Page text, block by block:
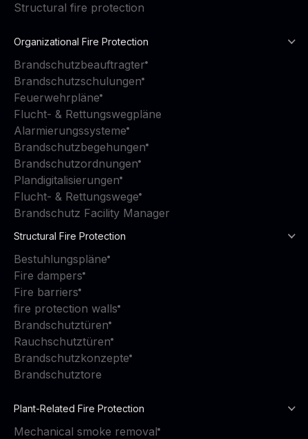
Structural fire protection
Organizational Fire Protection
Brandschutzbeauftragter
Brandschutzschulungen
Feuerwehrpläne
Flucht- & Rettungswegpläne
Alarmierungssysteme
Brandschutzbegehungen
Brandschutzordnungen
Plandigitalisierungen
Flucht- & Rettungswege
Brandschutz Facility Manager
Structural Fire Protection
Bestuhlungspläne
Fire dampers
Fire barriers
fire protection walls
Brandschutztüren
Rauchschutztüren
Brandschutzkonzepte
Brandschutztore
Plant-Related Fire Protection
Mechanical smoke removal